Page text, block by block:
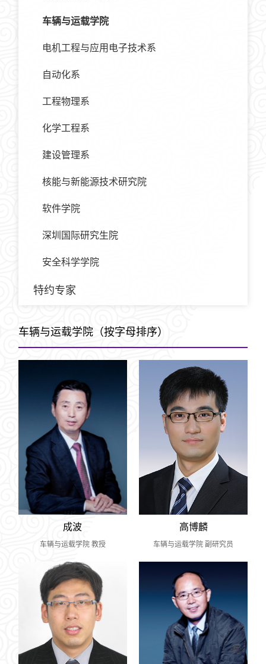
车辆与运载学院
电机工程与应用电子技术系
自动化系
工程物理系
化学工程系
建设管理系
核能与新能源技术研究院
软件学院
深圳国际研究生院
安全科学学院
特约专家
车辆与运载学院（按字母排序）
成波
车辆与运载学院 教授
高博麟
车辆与运载学院 副研究员